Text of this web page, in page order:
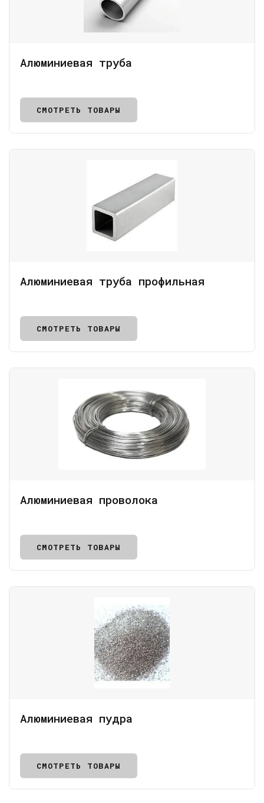
Алюминиевая труба
СМОТРЕТЬ ТОВАРЫ
Алюминиевая труба профильная
СМОТРЕТЬ ТОВАРЫ
Алюминиевая проволока
СМОТРЕТЬ ТОВАРЫ
Алюминиевая пудра
СМОТРЕТЬ ТОВАРЫ